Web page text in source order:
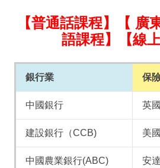
【普通話課程】【 廣
語課程】【線上
銀行業 保
中國銀行 英
建設銀行（CCB) 美
中國農業銀行(ABC) 安